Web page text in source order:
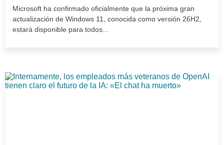
Microsoft ha confirmado oficialmente que la próxima gran
actualización de Windows 11, conocida como versión 26H2,
estará disponible para todos...